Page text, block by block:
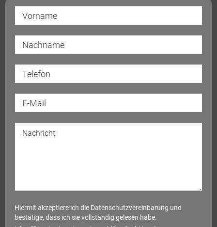
Hiermit akzeptiere ich die Datenschutzvereinbarung und
bestätige, dass ich sie vollständig gelesen habe.